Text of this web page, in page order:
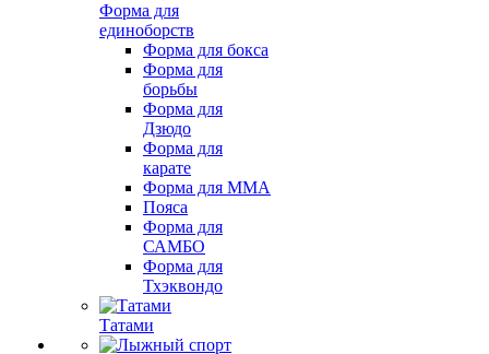
Форма для
единоборств
Форма для бокса
Форма для
борьбы
Форма для
Дзюдо
Форма для
карате
Форма для MMA
Пояса
Форма для
САМБО
Форма для
Тхэквондо
Татами